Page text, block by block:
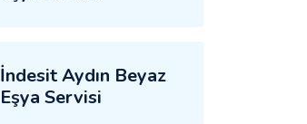
İndesit Aydın Beyaz
Eşya Servisi